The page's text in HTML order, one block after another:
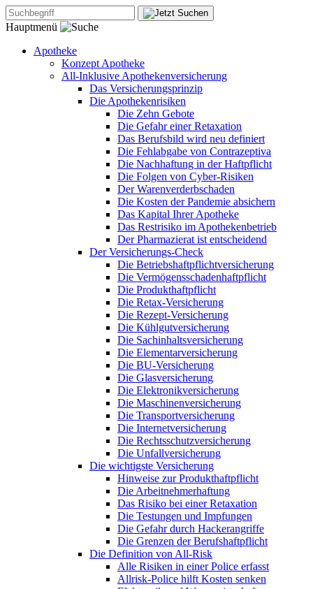
Hauptmenü
Apotheke
Konzept Apotheke
All-Inklusive Apothekenversicherung
Das Versicherungsprinzip
Die Apothekenrisiken
Die Zehn Gebote
Die Gefahr einer Retaxation
Das Berufsbild wird neu definiert
Die Fehlabgabe von Contrazeptiva
Die Nachhaftung in der Haftpflicht
Die Folgen von Cyber-Risiken
Der Warenverderbschaden
Die Kosten der Pandemie absichern
Das Kapital Ihrer Apotheke
Das Restrisiko im Apothekenbetrieb
Der Pharmazierat ist entscheidend
Der Versicherungs-Check
Die Betriebshaftpflichtversicherung
Die Vermögensschadenhaftpflicht
Die Produkthaftpflicht
Die Retax-Versicherung
Die Rezept-Versicherung
Die Kühlgutversicherung
Die Sachinhaltsversicherung
Die Elementarversicherung
Die BU-Versicherung
Die Glasversicherung
Die Elektronikversicherung
Die Maschinenversicherung
Die Transportversicherung
Die Internetversicherung
Die Rechtsschutzversicherung
Die Unfallversicherung
Die wichtigste Versicherung
Hinweise zur Produkthaftpflicht
Die Arbeitnehmerhaftung
Das Risiko bei einer Retaxation
Die Testungen und Impfungen
Die Gefahr durch Hackerangriffe
Die Grenzen der Berufshaftpflicht
Die Definition von All-Risk
Alle Risiken in einer Police erfasst
Allrisk-Police hilft Kosten senken